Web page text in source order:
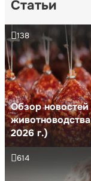
Статьи
Обзор
2026 г.)
138
614